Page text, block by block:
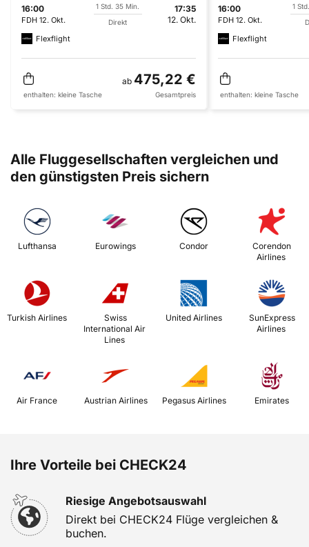
16:00
FDH 12. Okt.
1 Std. 35 Min.
Direkt
17:35
12. Okt.
Flexflight
ab 475,22 €
enthalten: kleine Tasche Gesamtpreis
16:00
FDH 12. Okt.
1
Flexflight
enthalten: kleine Tasche
Alle Fluggesellschaften vergleichen und
den günstigsten Preis sichern
Lufthansa Eurowings Condor
Corendon
Airlines
Turkish Airlines
International Air
Lines
United Airlines
Airlines
Air France Austrian Airlines Emirates
Ihre Vorteile bei CHECK24
Riesige Angebotsauswahl
Direkt bei CHECK24 Flüge vergleichen &
buchen.